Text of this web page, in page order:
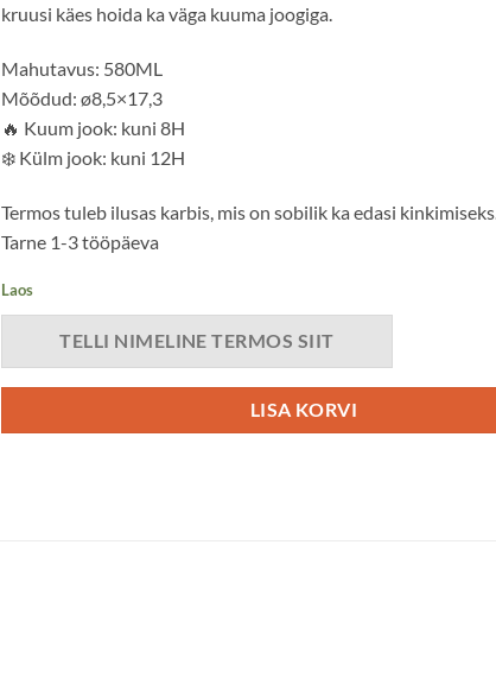
kruusi käes hoida ka väga kuuma joogiga.
Mahutavus: 580ML
Mõõdud: ø8,5×17,3
🔥 Kuum jook: kuni 8H
❄️ Külm jook: kuni 12H
Termos tuleb ilusas karbis, mis on sobilik ka edasi kinkimiseks.
Tarne 1-3 tööpäeva
Laos
TELLI NIMELINE TERMOS SIIT
LISA KORVI